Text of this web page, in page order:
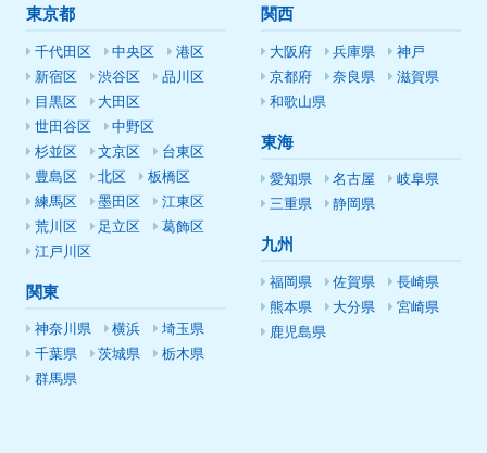
東京都
千代田区 中央区
港区
新宿区
渋谷区
品川区
目黒区
大田区
世田谷区
中野区
杉並区
文京区
台東区
豊島区
北区
板橋区
練馬区
墨田区
江東区
荒川区
足立区
葛飾区
江戸川区
関東
神奈川県 横浜
埼玉県
千葉県
茨城県
栃木県
群馬県
関西
大阪府 兵庫県
神戸
京都府
奈良県
滋賀県
和歌山県
東海
愛知県 名古屋
岐阜県
三重県
静岡県
九州
福岡県 佐賀県
長崎県
熊本県
大分県
宮崎県
鹿児島県